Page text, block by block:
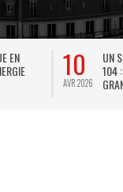
EN
10
AVR 2026
UN
104